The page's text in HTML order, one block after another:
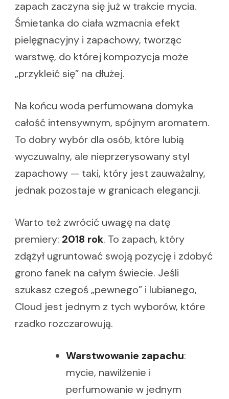
zapach zaczyna się już w trakcie mycia.
Śmietanka do ciała wzmacnia efekt
pielęgnacyjny i zapachowy, tworząc
warstwę, do której kompozycja może
„przykleić się” na dłużej.
Na końcu woda perfumowana domyka
całość intensywnym, spójnym aromatem.
To dobry wybór dla osób, które lubią
wyczuwalny, ale nieprzerysowany styl
zapachowy — taki, który jest zauważalny,
jednak pozostaje w granicach elegancji.
Warto też zwrócić uwagę na datę
premiery: 2018 rok. To zapach, który
zdążył ugruntować swoją pozycję i zdobyć
grono fanek na całym świecie. Jeśli
szukasz czegoś „pewnego” i lubianego,
Cloud jest jednym z tych wyborów, które
rzadko rozczarowują.
Warstwowanie zapachu:
mycie, nawilżenie i
perfumowanie w jednym